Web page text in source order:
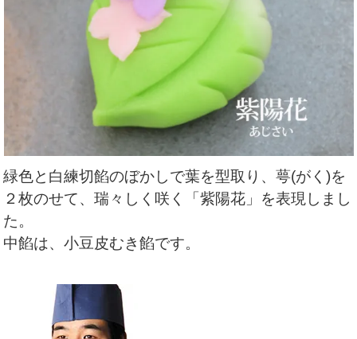
緑色と白練切餡のぼかしで葉を型取り、萼(がく)を
２枚のせて、瑞々しく咲く「紫陽花」を表現しまし
た。
中餡は、小豆皮むき餡です。